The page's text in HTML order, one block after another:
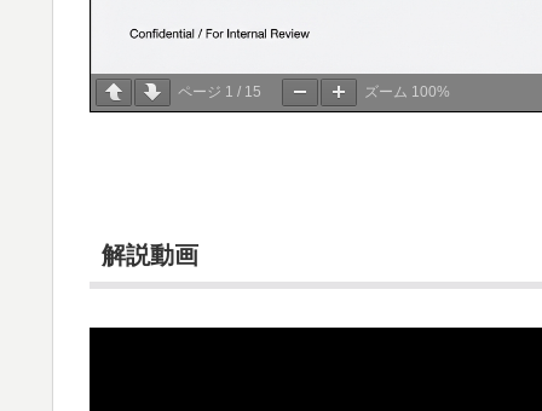
ページ 1 / 15 ズーム 100%
解説動画